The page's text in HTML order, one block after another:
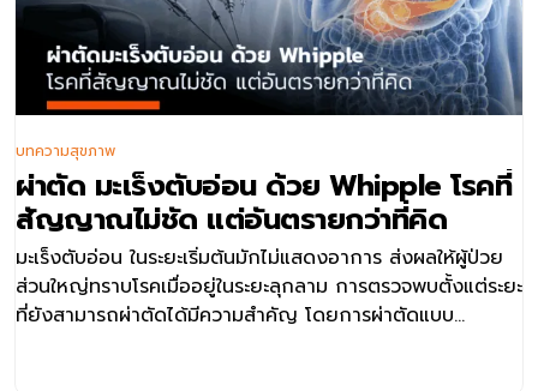
ผ่าตัด มะเร็งตับอ่อน ด้วย Whipple โรคที่
สัญญาณไม่ชัด แต่อันตรายกว่าที่คิด
มะเร็งตับอ่อน ในระยะเริ่มต้นมักไม่แสดงอาการ ส่งผลให้ผู้ป่วย
ส่วนใหญ่ทราบโรคเมื่ออยู่ในระยะลุกลาม การตรวจพบตั้งแต่ระยะ
ที่ยังสามารถผ่าตัดได้มีความสำคัญ โดยการผ่าตัดแบบ
บทความสุขภาพ